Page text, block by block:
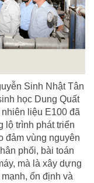
Sinh Nhật Tân
học Dung Quất
liệu E100 đã
lộ trình phát triển
đảm vùng nguyên
phối, bài toán
mà là xây dựng
ổn định và